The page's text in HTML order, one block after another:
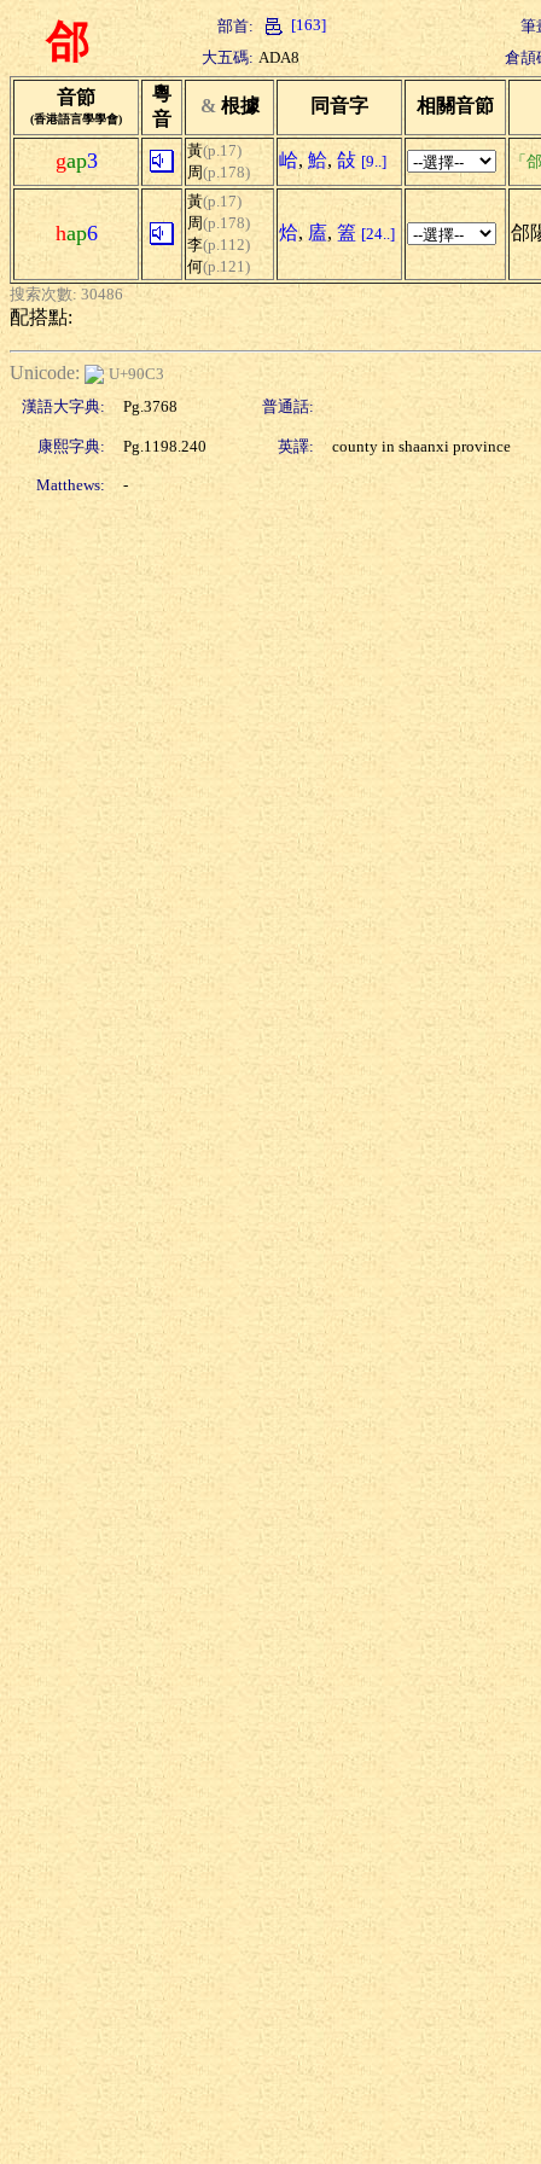
郃 部首: [163]
筆
大五碼: ADA8 倉頡
音節
(香港語言學學會)
粵
音
& 根據 同音字 相關音節
gap3 黃(p.17)
周(p.178)
峆, 鮯, 敆 [9..] 「
hap6
黃(p.17)
周(p.178)
李(p.112)
何(p.121)
烚, 廅, 篕 [24..] 郃
搜索次數: 30486
配搭點:
Unicode:
U+90C3
漢語大字典:
Pg.3768 普通話:
康熙字典: Pg.1198.240 英譯: county in shaanxi province
Matthews: -